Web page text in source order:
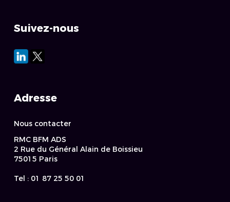
Suivez-nous
Adresse
Nous contacter
RMC BFM ADS
2 Rue du Général Alain de Boissieu
75015 Paris
Tel : 01 87 25 50 01